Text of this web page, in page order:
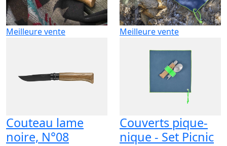
Meilleure vente
Couteau lame
noire, N°08
Meilleure vente
Couverts pique-
nique - Set Picnic